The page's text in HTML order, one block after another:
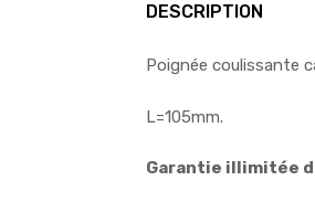
DESCRIPTION
Poignée coulissante
L=105mm.
Garantie illimitée